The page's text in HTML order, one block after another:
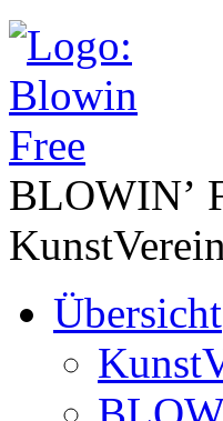
BLOWIN’
Übersicht